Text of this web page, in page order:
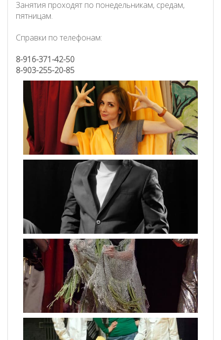
Занятия проходят по понедельникам, средам,
пятницам.
Справки по телефонам:
8-916-371-42-50
8-903-255-20-85